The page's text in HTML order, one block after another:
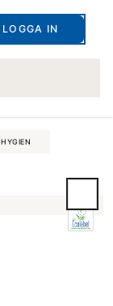
LOGGA IN